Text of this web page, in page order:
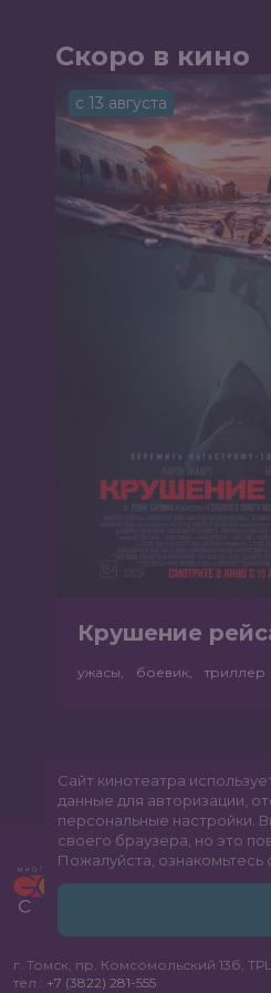
Скоро в кино
с 13 августа
Крушение
ужасы, боевик, триллер
г. Томск, пр. Комсомольский 13б,
тел.: +7 (3822) 281-555
Сайт кинотеатра
данные для авторизации,
персональные настройки.
своего браузера, но это
Пожалуйста, ознакомьтесь